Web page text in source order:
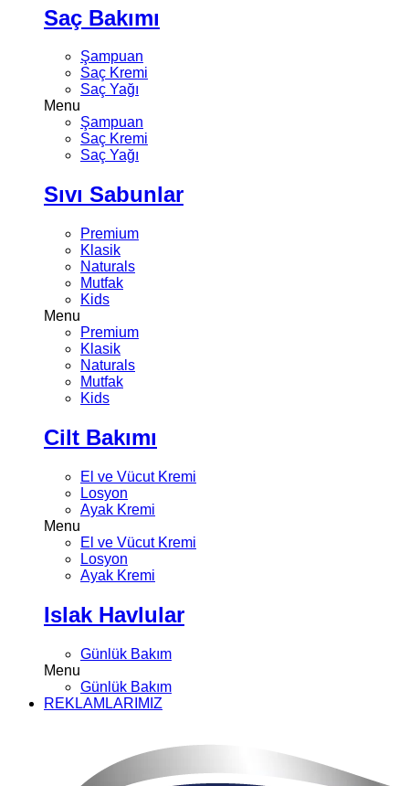
Saç Bakımı
Şampuan
Saç Kremi
Saç Yağı
Menu
Şampuan
Saç Kremi
Saç Yağı
Sıvı Sabunlar
Premium
Klasik
Naturals
Mutfak
Kids
Menu
Premium
Klasik
Naturals
Mutfak
Kids
Cilt Bakımı
El ve Vücut Kremi
Losyon
Ayak Kremi
Menu
El ve Vücut Kremi
Losyon
Ayak Kremi
Islak Havlular
Günlük Bakım
Menu
Günlük Bakım
REKLAMLARIMIZ